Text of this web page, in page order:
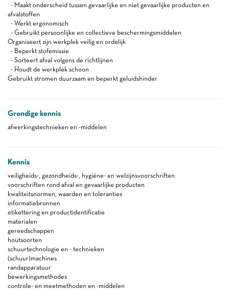
- Maakt onderscheid tussen gevaarlijke en niet gevaarlijke producten en
afvalstoffen
- Werkt ergonomisch
- Gebruikt persoonlijke en collectieve beschermingsmiddelen
Organiseert zijn werkplek veilig en ordelijk
- Beperkt stofemissie
- Sorteert afval volgens de richtlijnen
- Houdt de werkplek schoon
Gebruikt stromen duurzaam en beperkt geluidshinder
Grondige kennis
afwerkingstechnieken en -middelen
Kennis
veiligheids-, gezondheids-, hygiëne- en welzijnsvoorschriften
voorschriften rond afval en gevaarlijke producten
kwaliteitsnormen, waarden en toleranties
informatiebronnen
etikettering en productidentificatie
materialen
gereedschappen
houtsoorten
schuurtechnologie en - technieken
(schuur)machines
randapparatuur
bewerkingsmethodes
controle- en meetmethoden en -middelen